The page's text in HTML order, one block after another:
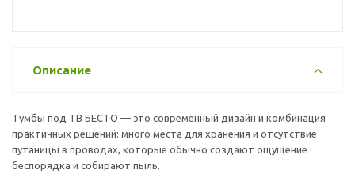
Описание
Тумбы под ТВ БЕСТО — это современный дизайн и комбинация
практичных решений: много места для хранения и отсутствие
путаницы в проводах, которые обычно создают ощущение
беспорядка и собирают пыль.